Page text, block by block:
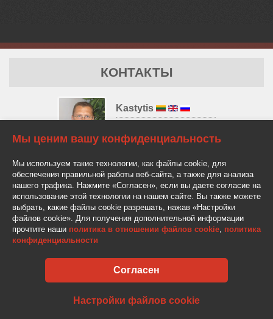
КОНТАКТЫ
Kastytis
kastytis@av-auto.lt
Antanas
+370 685 32966
antanas.stake@av-auto.lt
AV-AUTO, "Amžinos vertybės", UAB Lentvario g. 77, LT-25128 Vilnius
Tel.: +370 610 210 88
info@av-auto.lt
Мы ценим вашу конфиденциальность
Мы используем такие технологии, как файлы cookie, для
обеспечения правильной работы веб-сайта, а также для анализа
нашего трафика. Нажмите «Согласен», если вы даете согласие на
использование этой технологии на нашем сайте. Вы также можете
выбрать, какие файлы cookie разрешать, нажав «Настройки
файлов cookie». Для получения дополнительной информации
прочтите наши политика в отношении файлов cookie, политика
конфиденциальности
Согласен
Настройки файлов cookie